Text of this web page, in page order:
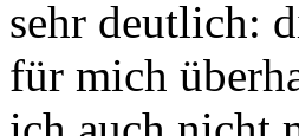
sehr deutlich:
für mich